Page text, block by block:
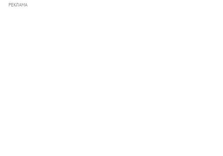
РЕКЛАМА